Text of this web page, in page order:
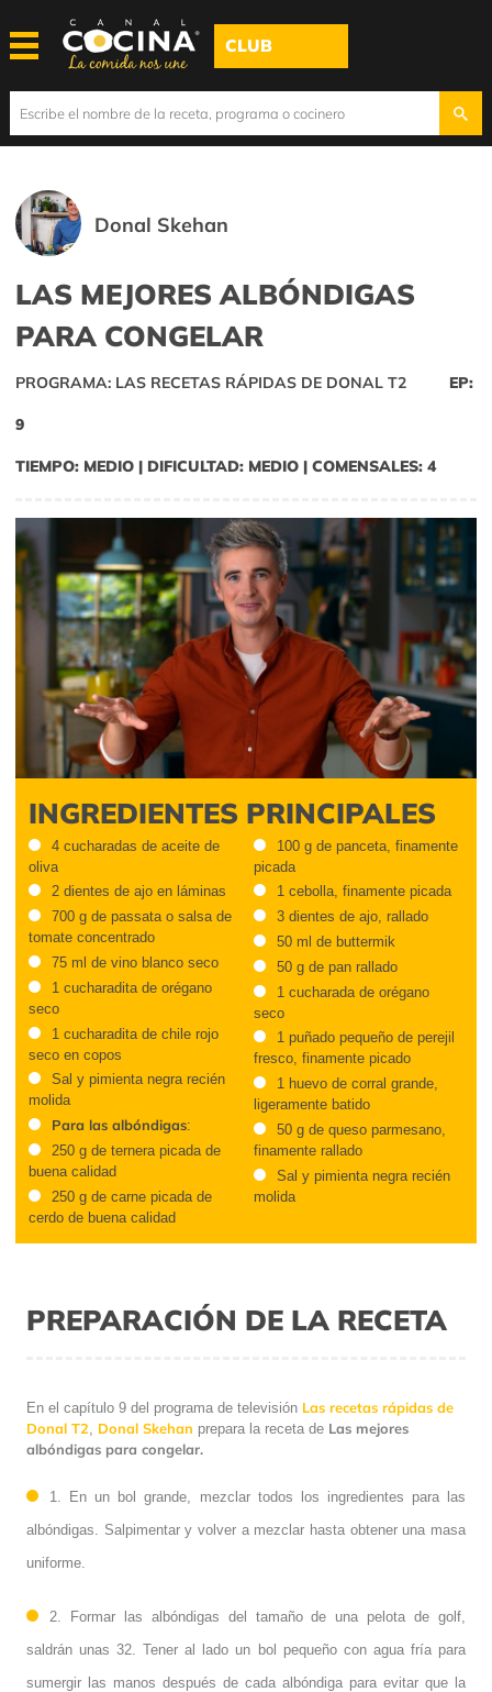
CLUB
Donal Skehan
LAS MEJORES ALBÓNDIGAS
PARA CONGELAR
PROGRAMA: LAS RECETAS RÁPIDAS DE DONAL T2 EP:
9
TIEMPO: MEDIO | DIFICULTAD: MEDIO | COMENSALES: 4
INGREDIENTES PRINCIPALES
4 cucharadas de aceite de
oliva
2 dientes de ajo en láminas
700 g de passata o salsa de
tomate concentrado
75 ml de vino blanco seco
1 cucharadita de orégano
seco
1 cucharadita de chile rojo
seco en copos
Sal y pimienta negra recién
molida
Para las albóndigas:
250 g de ternera picada de
buena calidad
250 g de carne picada de
cerdo de buena calidad
100 g de panceta, finamente
picada
1 cebolla, finamente picada
3 dientes de ajo, rallado
50 ml de buttermik
50 g de pan rallado
1 cucharada de orégano
seco
1 puñado pequeño de perejil
fresco, finamente picado
1 huevo de corral grande,
ligeramente batido
50 g de queso parmesano,
finamente rallado
Sal y pimienta negra recién
molida
PREPARACIÓN DE LA RECETA
En el capítulo 9 del programa de televisión Las recetas rápidas de
Donal T2
Donal Skehan prepara la receta de Las mejores
albóndigas para congelar.
1. En un bol grande, mezclar todos los ingredientes para las
albóndigas. Salpimentar y volver a mezclar hasta obtener una masa
uniforme.
2. Formar las albóndigas del tamaño de una pelota de golf,
saldrán unas 32. Tener al lado un bol pequeño con agua fría para
sumergir las manos después de cada albóndiga para evitar que la